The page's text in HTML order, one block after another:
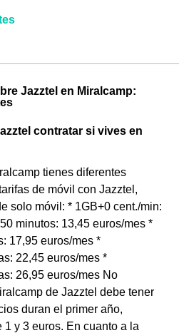
Jazztel en Miralcamp:
contratar si vives en
tienes diferentes
de móvil con Jazztel,
solo móvil: * 1GB+0 cent./min:
minutos: 13,45 euros/mes *
17,95 euros/mes *
22,45 euros/mes *
26,95 euros/mes No
de Jazztel debe tener
duran el primer año,
y 3 euros. En cuanto a la